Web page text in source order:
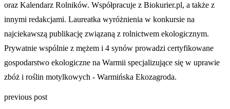
oraz Kalendarz Rolników. Współpracuje z Biokurier.pl, a także z
innymi redakcjami. Laureatka wyróżnienia w konkursie na
najciekawszą publikację związaną z rolnictwem ekologicznym.
Prywatnie wspólnie z mężem i 4 synów prowadzi certyfikowane
gospodarstwo ekologiczne na Warmii specjalizujące się w uprawie
zbóż i roślin motylkowych - Warmińska Ekozagroda.
previous post